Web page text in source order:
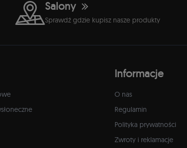
Salony
Sprawdź gdzie kupisz nasze produkty
Informacje
O nas
Regulamin
Polityka prywatności
Zwroty i reklamacje